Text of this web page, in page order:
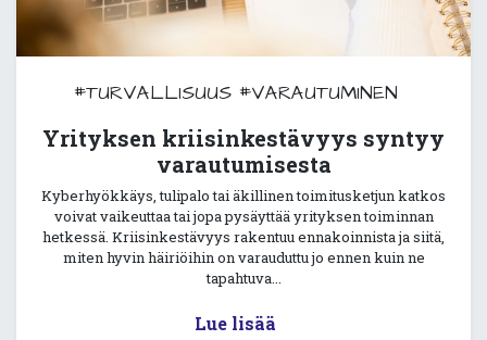
#TURVALLISUUS #VARAUTUMINEN
Yrityksen kriisinkestävyys syntyy
varautumisesta
Kyberhyökkäys, tulipalo tai äkillinen toimitusketjun katkos
voivat vaikeuttaa tai jopa pysäyttää yrityksen toiminnan
hetkessä. Kriisinkestävyys rakentuu ennakoinnista ja siitä,
miten hyvin häiriöihin on varauduttu jo ennen kuin ne
tapahtuva...
Lue lisää